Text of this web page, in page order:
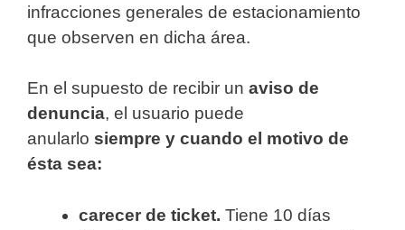
infracciones generales de estacionamiento
que observen en dicha área.
En el supuesto de recibir un aviso de
denuncia, el usuario puede
anularlo siempre y cuando el motivo de
ésta sea:
carecer de ticket. Tiene 10 días